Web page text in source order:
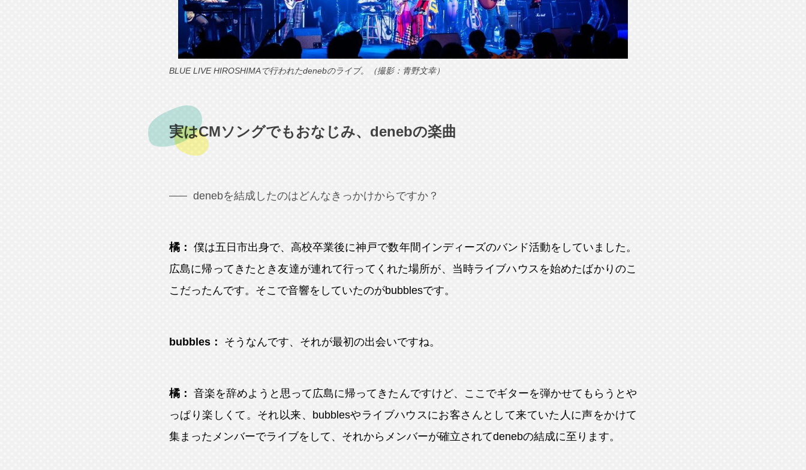
BLUE LIVE HIROSHIMAで行われたdenebのライブ。（撮影：青野文幸）
実はCMソングでもおなじみ、denebの楽曲
denebを結成したのはどんなきっかけからですか？
橘：
僕は五日市出身で、高校卒業後に神戸で数年間インディーズのバンド活動をしていました。
広島に帰ってきたとき友達が連れて行ってくれた場所が、当時ライブハウスを始めたばかりのこ
こだったんです。そこで音響をしていたのがbubblesです。
bubbles： そうなんです、それが最初の出会いですね。
橘：
音楽を辞めようと思って広島に帰ってきたんですけど、ここでギターを弾かせてもらうとや
っぱり楽しくて。それ以来、bubblesやライブハウスにお客さんとして来ていた人に声をかけて
集まったメンバーでライブをして、それからメンバーが確立されてdenebの結成に至ります。